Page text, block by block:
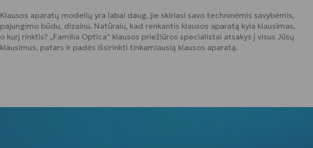
Klausos aparatų modelių yra labai daug, jie skiriasi savo techninėmis savybėmis,
pajungimo būdu, dizainu. Natūralu, kad renkantis klausos aparatą kyla klausimas,
o kurį rinktis? „Familia Optica“ klausos priežiūros specialistai atsakys į visus Jūsų
klausimus, patars ir padės išsirinkti tinkamiausią klausos aparatą.